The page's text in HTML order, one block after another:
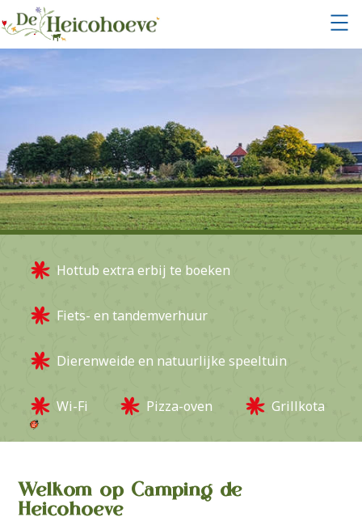
Hottub extra erbij te boeken
Fiets- en tandemverhuur
Dierenweide en natuurlijke speeltuin
Wi-Fi Pizza-oven Grillkota
Welkom op Camping de
Heicohoeve